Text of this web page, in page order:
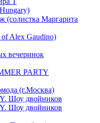
Маргарита
Alex Gaudino)
вечеринок
PARTY
(г.Москва)
Шоу двойников
Шоу двойников